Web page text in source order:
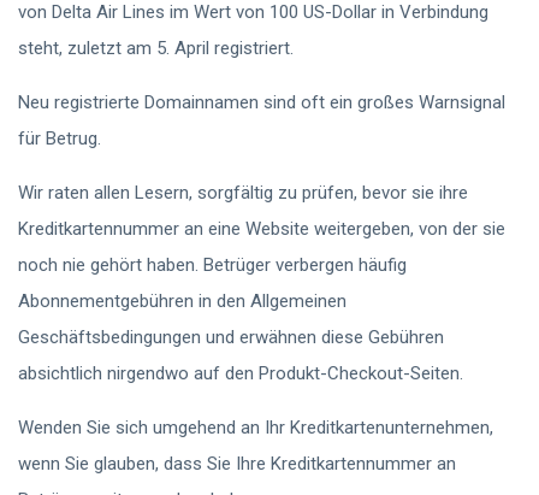
von Delta Air Lines im Wert von 100 US-Dollar in Verbindung
steht, zuletzt am 5. April registriert.
Neu registrierte Domainnamen sind oft ein großes Warnsignal
für Betrug.
Wir raten allen Lesern, sorgfältig zu prüfen, bevor sie ihre
Kreditkartennummer an eine Website weitergeben, von der sie
noch nie gehört haben. Betrüger verbergen häufig
Abonnementgebühren in den Allgemeinen
Geschäftsbedingungen und erwähnen diese Gebühren
absichtlich nirgendwo auf den Produkt-Checkout-Seiten.
Wenden Sie sich umgehend an Ihr Kreditkartenunternehmen,
wenn Sie glauben, dass Sie Ihre Kreditkartennummer an